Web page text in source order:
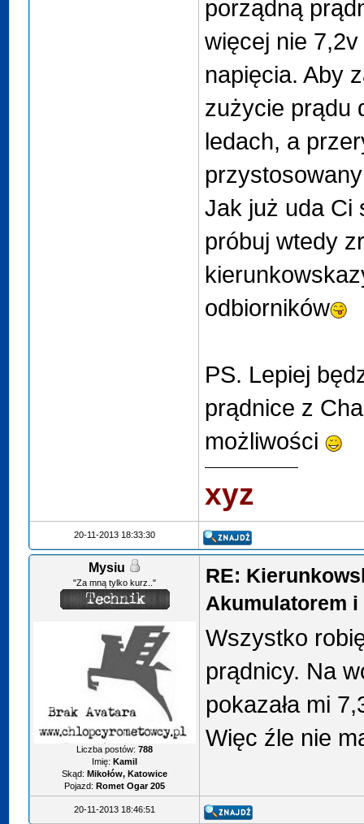
porządną
więcej nie
napięcia. Aby
zużycie prądu
ledach, a
Jak już uda Ci
próbuj wtedy
odbiorników
PS. Lepiej
prądnice z
możliwości
xyz
20-11-2013 18:33:30
Mysiu
"Za mną tylko kurz.."
Liczba postów:788
Imię: Kamil
Skąd: Mikołów, Katowice
Pojazd: Romet Ogar 205
RE:
Akumulatorem
Wszystko
prądnicy. Na
pokazała mi
Więc źle nie
20-11-2013 18:46:51